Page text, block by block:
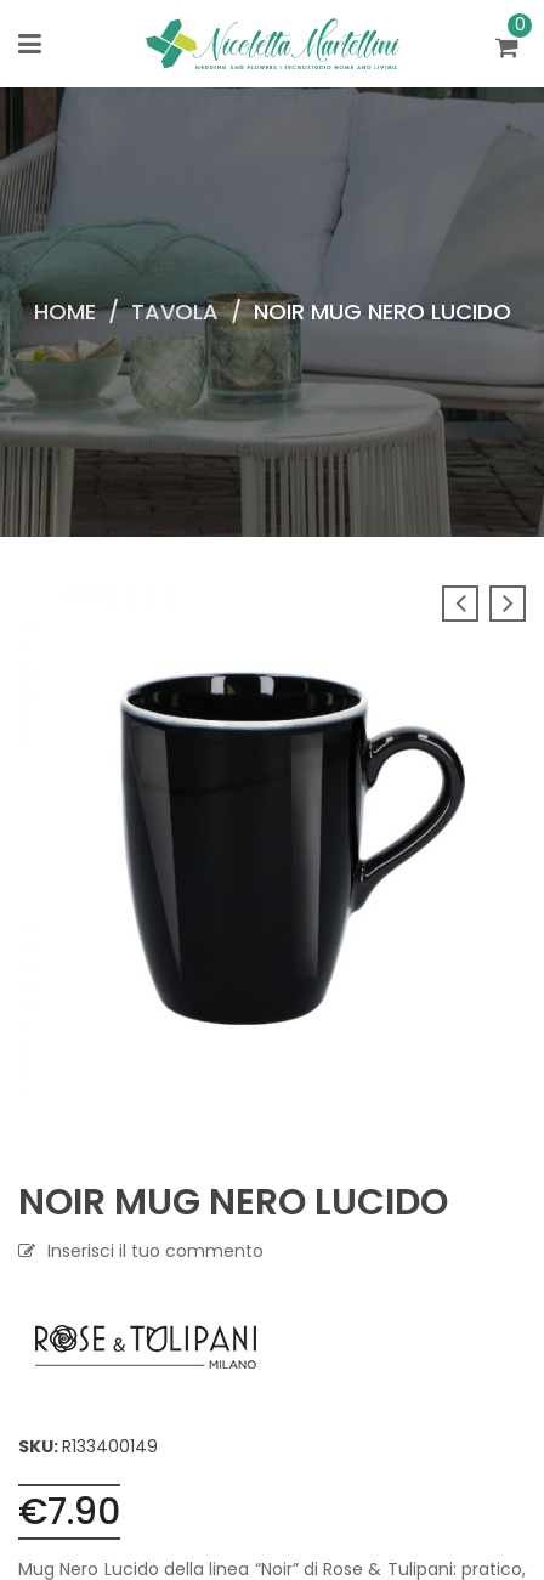
0
HOME / TAVOLA / NOIR MUG NERO LUCIDO
NOIR MUG NERO LUCIDO
Inserisci il tuo commento
SKU:R133400149
€7.90
Mug Nero Lucido della linea “Noir” di Rose & Tulipani: pratico,